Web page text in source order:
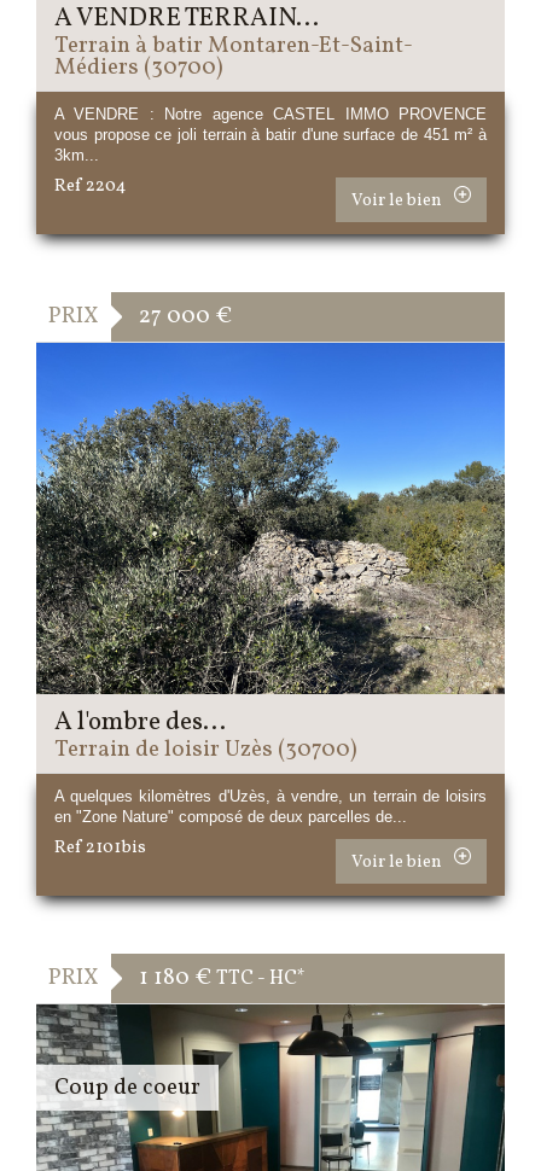
A VENDRE TERRAIN...
Terrain à batir Montaren-Et-Saint-
Médiers (30700)
A VENDRE : Notre agence CASTEL IMMO PROVENCE
vous propose ce joli terrain à batir d'une surface de 451 m² à
3km...
Ref 2204
Voir le bien
PRIX 27 000 €
A l'ombre des...
Terrain de loisir Uzès (30700)
A quelques kilomètres d'Uzès, à vendre, un terrain de loisirs
en "Zone Nature" composé de deux parcelles de...
Ref 2101bis
Voir le bien
PRIX 1 180 € TTC - HC*
Coup de coeur